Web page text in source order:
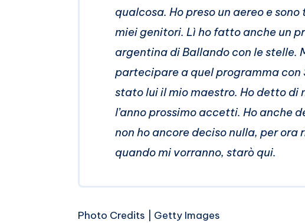
qualcosa. Ho preso un aereo e
miei genitori. Lì ho fatto anche un
argentina di Ballando con le stelle.
partecipare a quel programma con
stato lui il mio maestro. Ho detto di
l’anno prossimo accetti. Ho anche
non ho ancore deciso nulla, per ora
quando mi vorranno, starò qui.
Photo Credits | Getty Images